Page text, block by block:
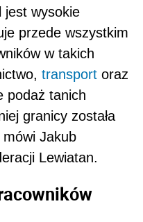
jest wysokie
przede wszystkim
w takich
transport oraz
podaż tanich
granicy została
Jakub
Lewiatan.